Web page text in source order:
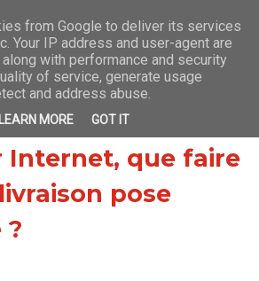
Internet, que faire
pose
?
from Google to deliver its services
Your IP address and user-agent are
with performance and security
of service, generate usage
and address abuse.
LEARN MORE GOT IT